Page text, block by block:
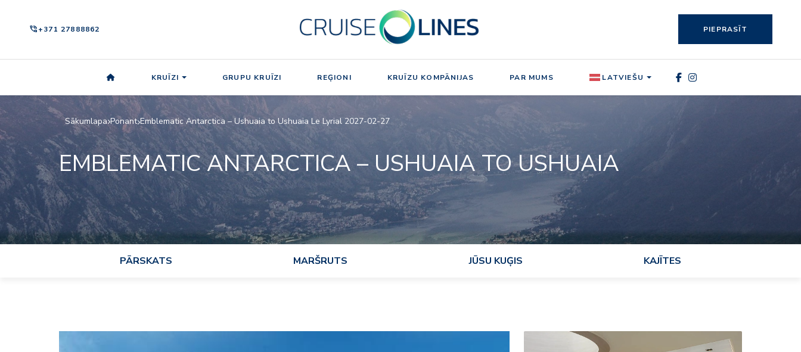
phone_in_talk+371 27888862 PIEPRASĪT
KRUĪZI GRUPU KRUĪZI REĢIONI KRUĪZU KOMPĀNIJAS PAR MUMS LATVIEŠU
Sākumlapa Ponant Emblematic Antarctica – Ushuaia to Ushuaia Le Lyrial 2027-02-27
EMBLEMATIC ANTARCTICA – USHUAIA TO USHUAIA
PĀRSKATS MARŠRUTS JŪSU KUĢIS KAJĪTES